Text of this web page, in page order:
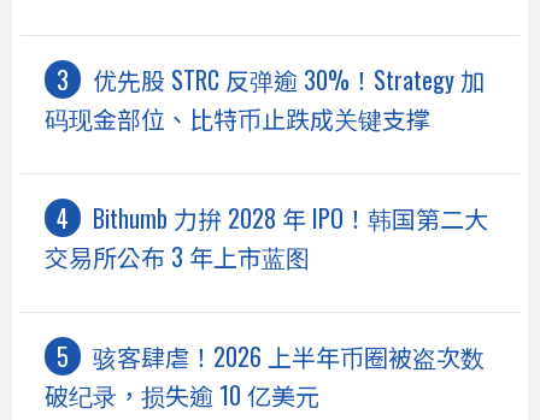
优先股 STRC 反弹逾 30%！Strategy 加
码现金部位、比特币止跌成关键支撑
Bithumb 力拚 2028 年 IPO！韩国第二大
交易所公布 3 年上市蓝图
骇客肆虐！2026 上半年币圈被盗次数
破纪录，损失逾 10 亿美元